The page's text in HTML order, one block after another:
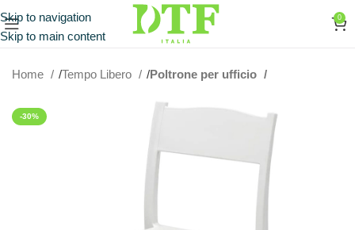
Skip to navigation
Skip to main content
0
Home Tempo Libero Poltrone per ufficio
-30%